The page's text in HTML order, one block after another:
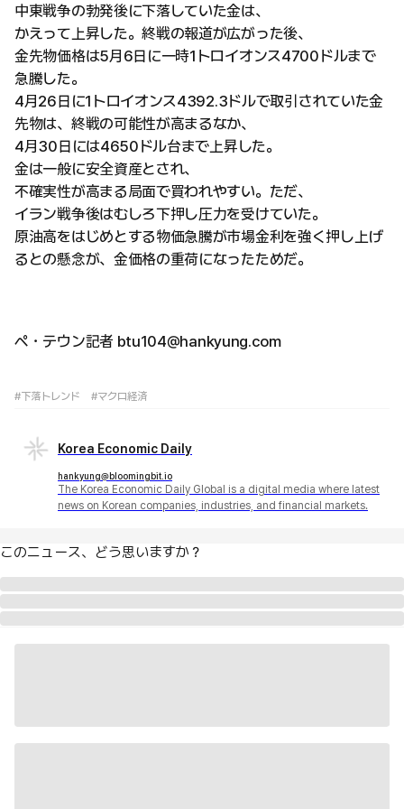
中東戦争の勃発後に下落していた金は、
かえって上昇した。終戦の報道が広がった後、
金先物価格は5月6日に一時1トロイオンス4700ドルまで
急騰した。
4月26日に1トロイオンス4392.3ドルで取引されていた金
先物は、終戦の可能性が高まるなか、
4月30日には4650ドル台まで上昇した。
金は一般に安全資産とされ、
不確実性が高まる局面で買われやすい。ただ、
イラン戦争後はむしろ下押し圧力を受けていた。
原油高をはじめとする物価急騰が市場金利を強く押し上げ
るとの懸念が、金価格の重荷になったためだ。
ペ・テウン記者 btu104@hankyung.com
#下落トレンド #マクロ経済
Korea Economic Daily
hankyung@bloomingbit.io
The Korea Economic Daily Global is a digital media where latest
news on Korean companies, industries, and financial markets.
このニュース、どう思いますか？